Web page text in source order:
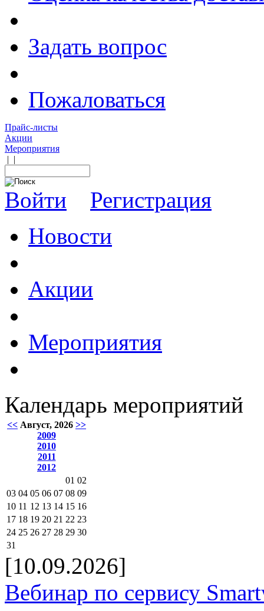
Задать вопрос
Пожаловаться
Прайс-листы
Акции
Мероприятия
| |
Войти
Регистрация
Новости
Акции
Мероприятия
Календарь мероприятий
<< Август, 2026 >>
2009
2010
2011
2012
01 02
03 04 05 06 07 08 09
10 11 12 13 14 15 16
17 18 19 20 21 22 23
24 25 26 27 28 29 30
31
[10.09.2026]
Вебинар по сервису